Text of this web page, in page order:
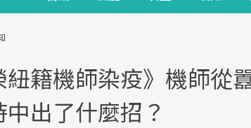
紐籍機師染疫》機師從
中出了什麼招？